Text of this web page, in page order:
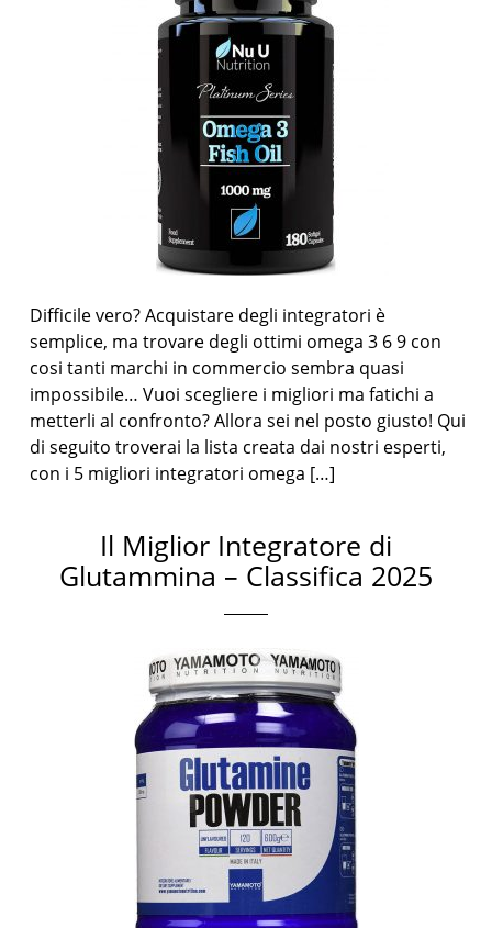
Difficile vero? Acquistare degli integratori è
semplice, ma trovare degli ottimi omega 3 6 9 con
cosi tanti marchi in commercio sembra quasi
impossibile… Vuoi scegliere i migliori ma fatichi a
metterli al confronto? Allora sei nel posto giusto! Qui
di seguito troverai la lista creata dai nostri esperti,
con i 5 migliori integratori omega […]
Il Miglior Integratore di
Glutammina – Classifica 2025